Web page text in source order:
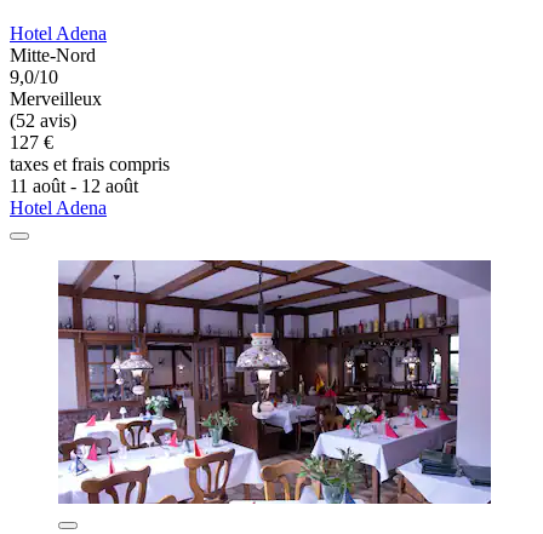
Hotel Adena
Mitte-Nord
9,0/10
Merveilleux
(52 avis)
127 €
taxes et frais compris
11 août - 12 août
Hotel Adena